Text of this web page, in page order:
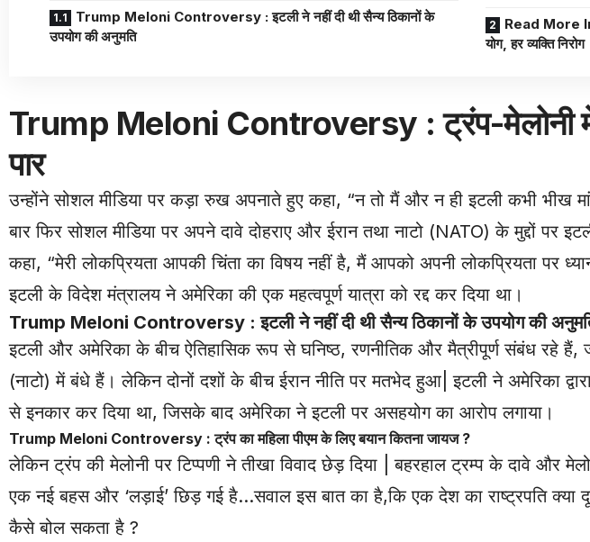
Trump Meloni Controversy : इटली ने नहीं दी थी सैन्य ठिकानों के
उपयोग की अनुमति
Read More
योग, हर व्यक्ति निरोग
Trump Meloni Controversy : ट्रंप-मेलोनी में
पार
उन्होंने सोशल मीडिया पर कड़ा रुख अपनाते हुए कहा, “न तो मैं और न ही इटली कभी भीख
बार फिर सोशल मीडिया पर अपने दावे दोहराए और ईरान तथा नाटो (NATO) के मुद्दों पर
कहा, “मेरी लोकप्रियता आपकी चिंता का विषय नहीं है, मैं आपको अपनी लोकप्रियता पर
इटली के विदेश मंत्रालय ने अमेरिका की एक महत्वपूर्ण यात्रा को रद्द कर दिया था।
Trump Meloni Controversy : इटली ने नहीं दी थी सैन्य ठिकानों के उपयोग की
इटली और अमेरिका के बीच ऐतिहासिक रूप से घनिष्ठ, रणनीतिक और मैत्रीपूर्ण संबंध रहे हैं,
(नाटो) में बंधे हैं। लेकिन दोनों दशों के बीच ईरान नीति पर मतभेद हुआ| इटली ने अमेरिका
से इनकार कर दिया था, जिसके बाद अमेरिका ने इटली पर असहयोग का आरोप लगाया।
Trump Meloni Controversy : ट्रंप का महिला पीएम के लिए बयान कितना जायज ?
लेकिन ट्रंप की मेलोनी पर टिप्पणी ने तीखा विवाद छेड़ दिया | बहरहाल ट्रम्प के दावे और
एक नई बहस और ‘लड़ाई’ छिड़ गई है…सवाल इस बात का है,कि एक देश का राष्ट्रपति क्या
कैसे बोल सकता है ?